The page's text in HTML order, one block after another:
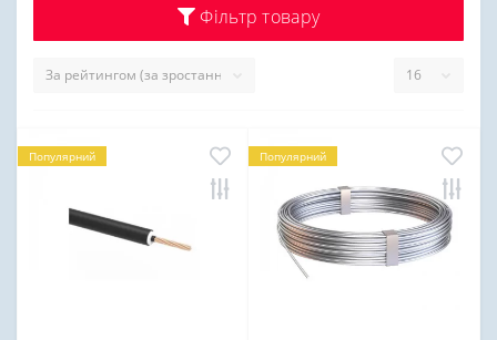
Фільтр товару
Популярний Популярний